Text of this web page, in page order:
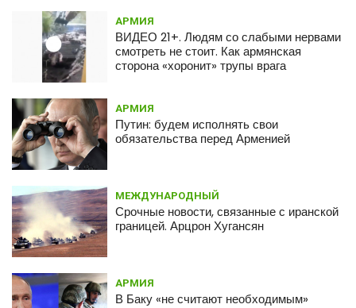
СОБЫТИЯ 17:12
Вооруженные силы Азербайджана
начали обстрел Степанакерта – Шушан
Степанян
АРМИЯ
ВИДЕО 21+. Людям со слабыми нервами
смотреть не стоит. Как армянская
сторона «хоронит» трупы врага
АРМИЯ
Путин: будем исполнять свои
обязательства перед Арменией
МЕЖДУНАРОДНЫЙ
Срочные новости, связанные с иранской
границей. Арцрон Хугансян
АРМИЯ
В Баку «не считают необходимым»